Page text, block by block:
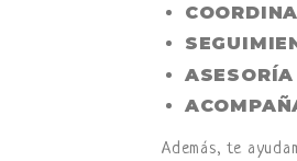
Además, te